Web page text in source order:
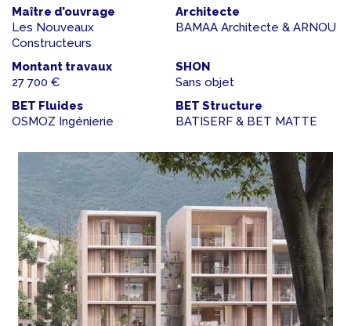
Maître d’ouvrage
Les Nouveaux
Constructeurs
Architecte
BAMAA Architecte & ARNOU
Montant travaux
27 700 €
SHON
Sans objet
BET Fluides
OSMOZ Ingénierie
BET Structure
BATISERF & BET MATTE